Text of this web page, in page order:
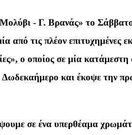
- Γ. Βρανάς» το
από τις πλέον επιτυχημένες
ο οποίος σε μία κατάμεστη
και έκοψε την
σε ένα υπερθέαμα